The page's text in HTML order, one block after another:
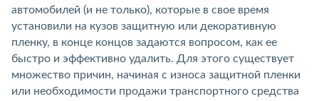
автомобилей (и не только), которые в свое время
установили на кузов защитную или декоративную
пленку, в конце концов задаются вопросом, как ее
быстро и эффективно удалить. Для этого существует
множество причин, начиная с износа защитной пленки
или необходимости продажи транспортного средства